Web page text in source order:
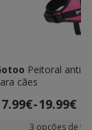
Peitoral anti-
cães
-19.99€
3 opções de